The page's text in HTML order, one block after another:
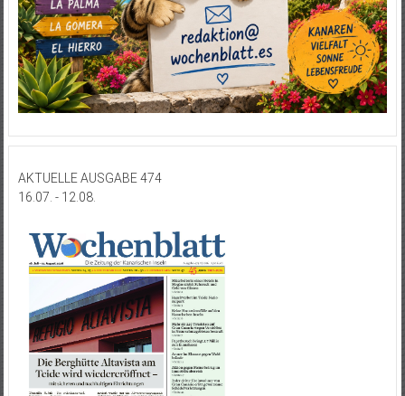
AKTUELLE AUSGABE 474
16.07. - 12.08.